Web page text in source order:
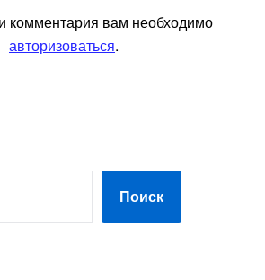
комментария вам необходимо
авторизоваться.
Поиск